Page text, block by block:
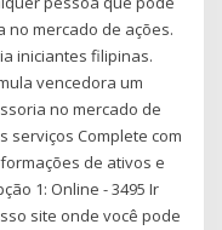
mercado de ações.
iniciantes filipinas.
vencedora um
no mercado de
serviços Complete com
de ativos e
1: Online - 3495 Ir
site onde você pode